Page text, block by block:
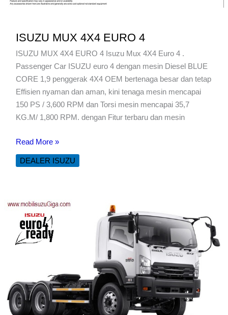
ISUZU MUX 4X4 EURO 4
ISUZU MUX 4X4 EURO 4 Isuzu Mux 4X4 Euro 4 .
Passenger Car ISUZU euro 4 dengan mesin Diesel BLUE
CORE 1,9 penggerak 4X4 OEM bertenaga besar dan tetap
Effisien nyaman dan aman, kini tenaga mesin mencapai
150 PS / 3,600 RPM dan Torsi mesin mencapai 35,7
KG.M/ 1,800 RPM. dengan Fitur terbaru dan mesin
ISUZU
MUX
4X4
Read More »
DEALER ISUZU